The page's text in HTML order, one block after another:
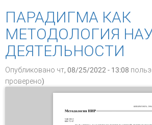
ПАРАДИГМА КАК
МЕТОДОЛОГИЯ
ДЕЯТЕЛЬНОСТИ
Опубликовано чт, 08/25/2022 - 13:08
проверено)